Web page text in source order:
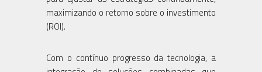
maximizando o retorno sobre o investimento
(ROI).
Com o contínuo progresso da tecnologia, a